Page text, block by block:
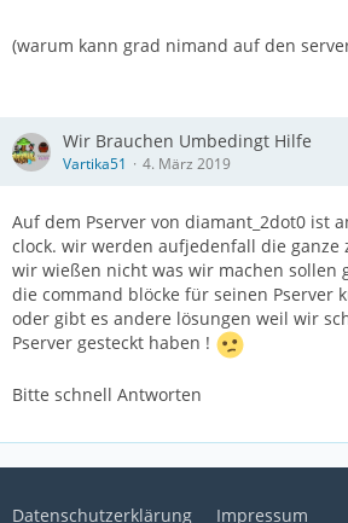
(warum kann grad nimand auf den
Wir Brauchen Umbedingt Hilfe
Vartika51 4. März 2019
Auf dem Pserver von diamant_2dot0 ist
clock. wir werden aufjedenfall die ganze
wir wießen nicht was wir machen sollen
die command blöcke für seinen Pserver
oder gibt es andere lösungen weil wir
Pserver gesteckt haben !
Bitte schnell Antworten
Datenschutzerklärung Impressum